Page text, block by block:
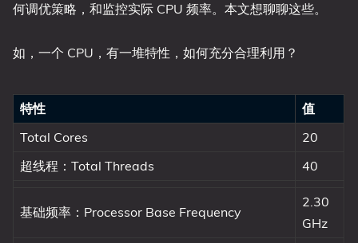
何调优策略，和监控实际 CPU 频率。本文想聊聊这些。
如，一个 CPU，有一堆特性，如何充分合理利用？
特性
值
Total Cores
20
超线程：Total Threads
40
基础频率：Processor Base Frequency
2.30
GHz